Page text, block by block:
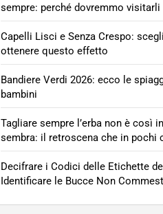
sempre: perché dovremmo visitarli
Capelli Lisci e Senza Crespo:
ottenere questo effetto
Bandiere Verdi 2026: ecco le
bambini
Tagliare sempre l’erba non è così
sembra: il retroscena che in pochi
Decifrare i Codici delle Etichette
Identificare le Bucce Non